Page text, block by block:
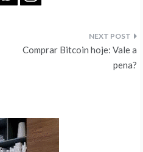
Comprar Bitcoin hoje: Vale a
pena?